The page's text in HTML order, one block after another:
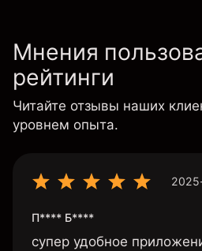
Мнения
рейтинги
Читайте отзывы наших
уровнем опыта.
П**** Б****
супер удобное